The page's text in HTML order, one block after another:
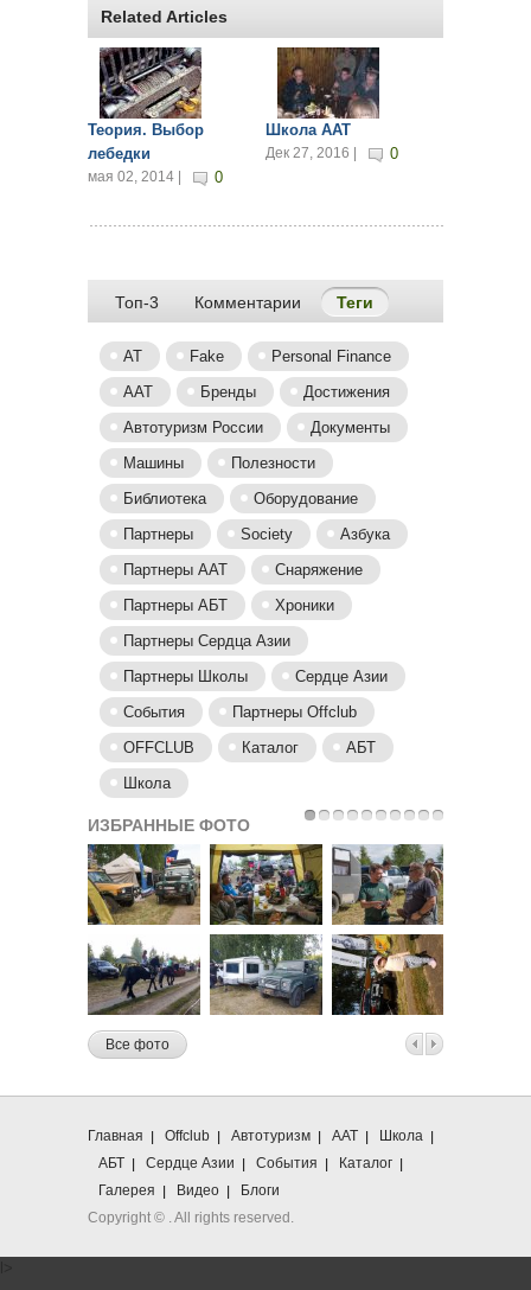
Related Articles
Теория. Выбор
лебедки
мая 02, 2014 | 0
Школа ААТ
Дек 27, 2016 | 0
Топ-3 Комментарии Теги (активная
AT Fake
Personal Finance
ААТ
Бренды
Достижения
Автотуризм России
Документы
Машины
Полезности
Библиотека
Оборудование
Партнеры
Society
Азбука
Партнеры AAT
Снаряжение
Партнеры АБТ
Хроники
Партнеры Сердца Азии
Партнеры Школы
Сердце Азии
События
Партнеры Offclub
OFFCLUB
Каталог
АБТ
Школа
ИЗБРАННЫЕ ФОТО
Все фото
Главная Offclub Автотуризм ААТ
Школа
АБТ
Сердце Азии События
Каталог
Галерея
Видео
Блоги
Copyright © . All rights reserved.